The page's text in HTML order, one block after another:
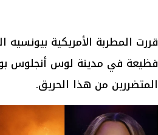
قررت المطربة الأمريكية
فظيعة في مدينة لوس أنجلوس
المتضررين من هذا الحريق.